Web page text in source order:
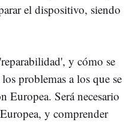
el dispositivo, siendo
y cómo se
problemas a los que se
Europea. Será necesario
y comprender